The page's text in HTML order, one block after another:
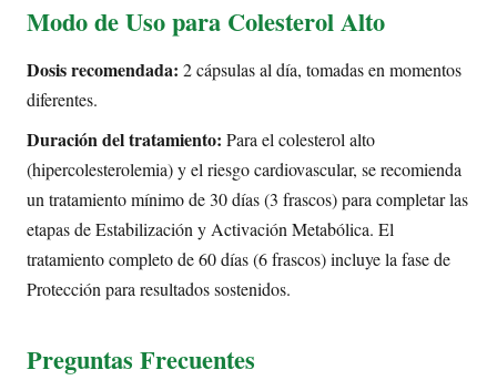
Modo de Uso para Colesterol Alto
Dosis recomendada: 2 cápsulas al día, tomadas en momentos
diferentes.
Duración del tratamiento: Para el colesterol alto
(hipercolesterolemia) y el riesgo cardiovascular, se recomienda
un tratamiento mínimo de 30 días (3 frascos) para completar las
etapas de Estabilización y Activación Metabólica. El
tratamiento completo de 60 días (6 frascos) incluye la fase de
Protección para resultados sostenidos.
Preguntas Frecuentes